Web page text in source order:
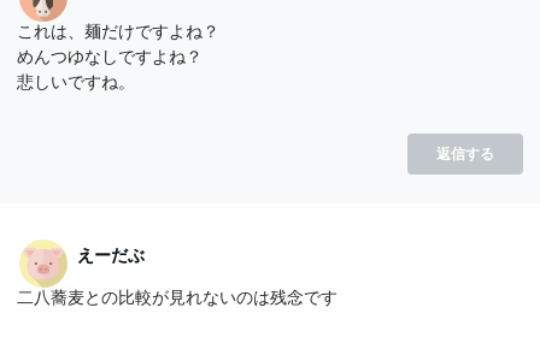
これは、麺だけですよね？
めんつゆなしですよね？
悲しいですね。
返信する
えーだぶ
二八蕎麦との比較が見れないのは残念です